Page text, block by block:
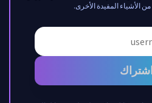
الأشياء المفيدة الأخرى.
اشتراك